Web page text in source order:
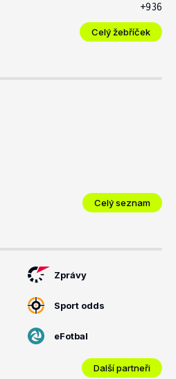
+936
Celý žebříček
Celý seznam
Zprávy
Sport odds
eFotbal
Další partneři